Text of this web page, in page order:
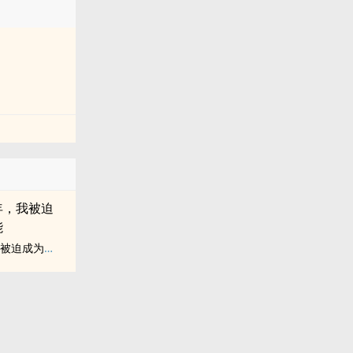
穿越迟到一万年，我被迫成为大能